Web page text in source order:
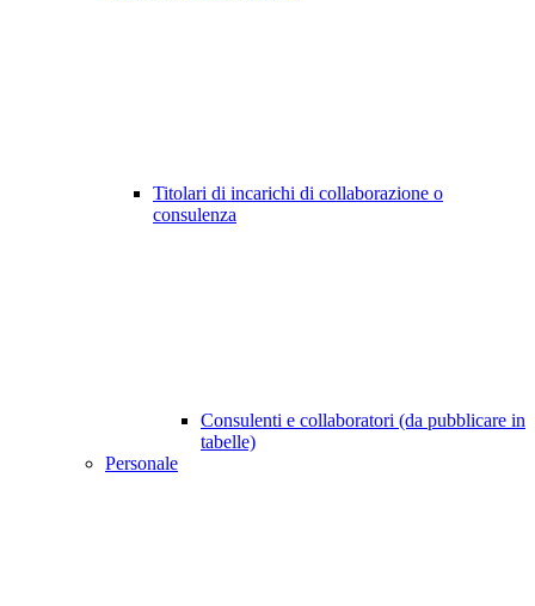
Titolari di incarichi di collaborazione o
consulenza
Consulenti e collaboratori (da pubblicare in
tabelle)
Personale